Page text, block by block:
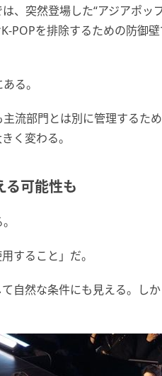
、突然登場した“アジアポッ
POPを排除するための防御
る。
流部門とは別に管理するた
く変わる。
る可能性も
すること」だ。
自然な条件にも見える。し